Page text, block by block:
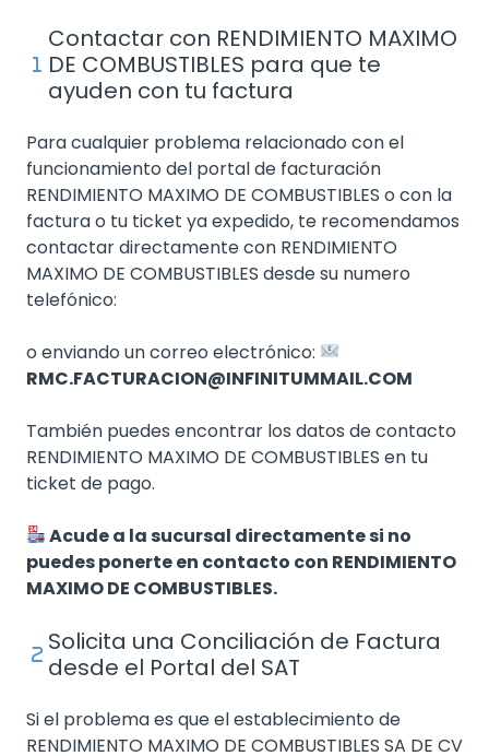
Contactar con RENDIMIENTO MAXIMO
DE COMBUSTIBLES para que te
ayuden con tu factura
Para cualquier problema relacionado con el
funcionamiento del portal de facturación
RENDIMIENTO MAXIMO DE COMBUSTIBLES o con la
factura o tu ticket ya expedido, te recomendamos
contactar directamente con RENDIMIENTO
MAXIMO DE COMBUSTIBLES desde su numero
telefónico:
o enviando un correo electrónico:
RMC.FACTURACION@INFINITUMMAIL.COM
También puedes encontrar los datos de contacto
RENDIMIENTO MAXIMO DE COMBUSTIBLES en tu
ticket de pago.
Acude a la sucursal directamente si no
puedes ponerte en contacto con RENDIMIENTO
MAXIMO DE COMBUSTIBLES.
Solicita una Conciliación de Factura
desde el Portal del SAT
Si el problema es que el establecimiento de
RENDIMIENTO MAXIMO DE COMBUSTIBLES SA DE CV